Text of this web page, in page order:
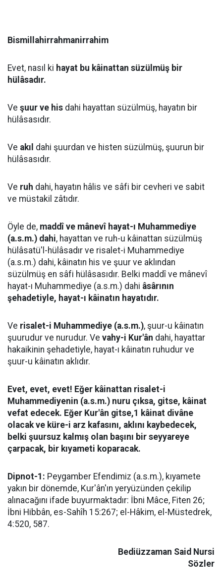
Bismillahirrahmanirrahim
Evet, nasıl ki hayat bu kâinattan süzülmüş bir
hülâsadır.
Ve şuur ve his dahi hayattan süzülmüş, hayatın bir
hülâsasıdır.
Ve akıl dahi şuurdan ve histen süzülmüş, şuurun bir
hülâsasıdır.
Ve ruh dahi, hayatın hâlis ve sâfi bir cevheri ve sabit
ve müstakil zâtıdır.
Öyle de, maddî ve mânevî hayat-ı Muhammediye
(a.s.m.) dahi, hayattan ve ruh-u kâinattan süzülmüş
hülâsatü'l-hülâsadır ve risalet-i Muhammediye
(a.s.m.) dahi, kâinatın his ve şuur ve aklından
süzülmüş en sâfi hülâsasıdır. Belki maddî ve mânevî
hayat-ı Muhammediye (a.s.m.) dahi âsârının
şehadetiyle, hayat-ı kâinatın hayatıdır.
Ve risalet-i Muhammediye (a.s.m.), şuur-u kâinatın
şuurudur ve nurudur. Ve vahy-i Kur'ân dahi, hayattar
hakaikinin şehadetiyle, hayat-ı kâinatın ruhudur ve
şuur-u kâinatın aklıdır.
Evet, evet, evet! Eğer kâinattan risalet-i
Muhammediyenin (a.s.m.) nuru çıksa, gitse, kâinat
vefat edecek. Eğer Kur'ân gitse,1 kâinat divâne
olacak ve küre-i arz kafasını, aklını kaybedecek,
belki şuursuz kalmış olan başını bir seyyareye
çarpacak, bir kıyameti koparacak.
Dipnot-1: Peygamber Efendimiz (a.s.m.), kıyamete
yakın bir dönemde, Kur'ân'ın yeryüzünden çekilip
alınacağını ifade buyurmaktadır: İbni Mâce, Fiten 26;
İbni Hibbân, es-Sahîh 15:267; el-Hâkim, el-Müstedrek,
4:520, 587.
Bediüzzaman Said Nursi
Sözler